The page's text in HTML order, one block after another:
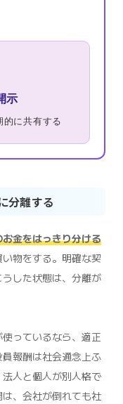
示
的に共有する
分離する
金をはっきり分ける
物をする。明確な契
した状態は、分離が
っているなら、適正
報酬は社会通念上ふ
人と個人が別人格で
、会社が倒れても社